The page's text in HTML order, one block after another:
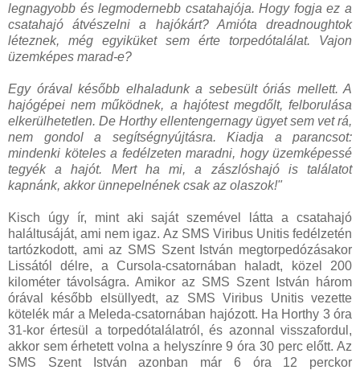
legnagyobb és legmodernebb csatahajója. Hogy fogja ez a
csatahajó átvészelni a hajókárt? Amióta dreadnoughtok
léteznek, még egyiküket sem érte torpedótalálat. Vajon
üzemképes marad-e?
Egy órával később elhaladunk a sebesült óriás mellett. A
hajógépei nem működnek, a hajótest megdőlt, felborulása
elkerülhetetlen. De Horthy ellentengernagy ügyet sem vet rá,
nem gondol a segítségnyújtásra. Kiadja a parancsot:
mindenki köteles a fedélzeten maradni, hogy üzemképessé
tegyék a hajót. Mert ha mi, a zászlóshajó is találatot
kapnánk, akkor ünnepelnének csak az olaszok!"
Kisch úgy ír, mint aki saját szemével látta a csatahajó
haláltusáját, ami nem igaz. Az SMS Viribus Unitis fedélzetén
tartózkodott, ami az SMS Szent István megtorpedózásakor
Lissától délre, a Cursola-csatornában haladt, közel 200
kilométer távolságra. Amikor az SMS Szent István három
órával később elsüllyedt, az SMS Viribus Unitis vezette
kötelék már a Meleda-csatornában hajózott. Ha Horthy 3 óra
31-kor értesül a torpedótalálatról, és azonnal visszafordul,
akkor sem érhetett volna a helyszínre 9 óra 30 perc előtt. Az
SMS Szent István azonban már 6 óra 12 perckor